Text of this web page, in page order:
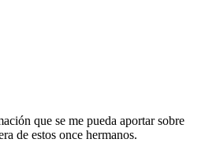
que se me pueda aportar sobre
de estos once hermanos.